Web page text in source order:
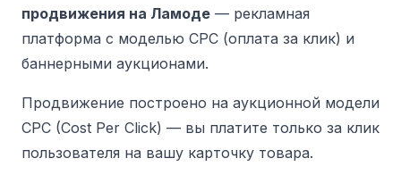
продвижения на Ламоде — рекламная
платформа с моделью CPC (оплата за клик) и
баннерными аукционами.
Продвижение построено на аукционной модели
CPC (Cost Per Click) — вы платите только за клик
пользователя на вашу карточку товара.